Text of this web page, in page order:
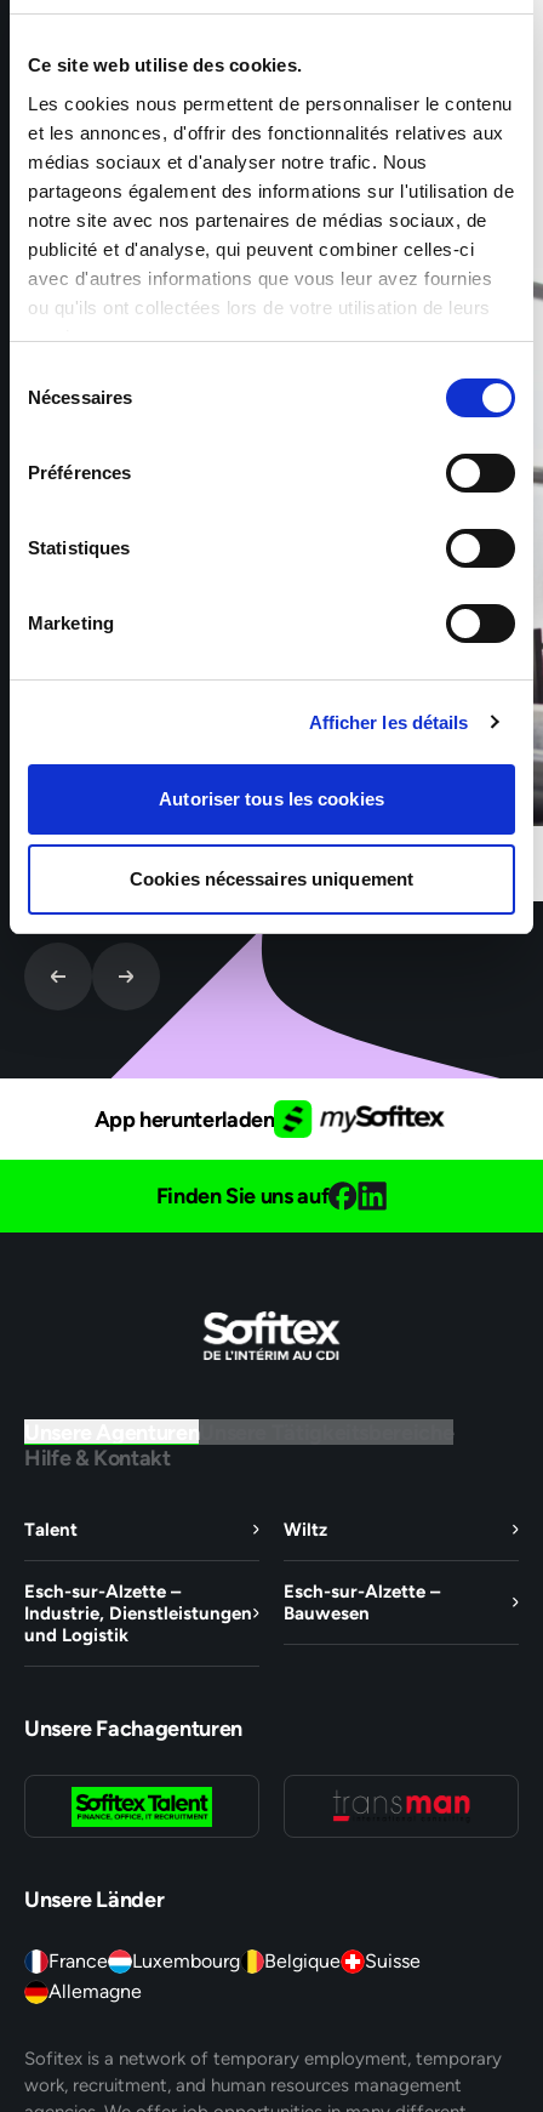
Ce site web utilise des cookies.
Les cookies nous permettent de personnaliser le contenu
et les annonces, d'offrir des fonctionnalités relatives aux
médias sociaux et d'analyser notre trafic. Nous
partageons également des informations sur l'utilisation de
notre site avec nos partenaires de médias sociaux, de
publicité et d'analyse, qui peuvent combiner celles-ci
avec d'autres informations que vous leur avez fournies
ou qu'ils ont collectées lors de votre utilisation de leurs
services.
Nécessaires
Préférences
Statistiques
Marketing
Afficher les détails
Autoriser tous les cookies
Cookies nécessaires uniquement
Werdegang, Ihre Kompetenzen und Ihre
Erwartungen zu verstehen. Wir begleiten Sie bei
der Definition Ihres beruflichen Projekts und bei
der Suche nach einer Stelle, die zu Ihnen passt.
App herunterladen
Finden Sie uns auf
Unsere AgenturenUnsere Tätigkeitsbereiche
Hilfe & Kontakt
Talent Wiltz
Esch-sur-Alzette –
Industrie, Dienstleistungen
und Logistik
Esch-sur-Alzette –
Bauwesen
Unsere Fachagenturen
Unsere Länder
France Luxembourg Belgique
Suisse
Allemagne
Sofitex is a network of temporary employment, temporary
work, recruitment, and human resources management